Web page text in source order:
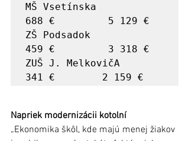
MŠ Vsetínska
688 €	      5 129 €
ZŠ Podsadok
459 €	      3 318 €
ZUŠ J. MelkovičA
341 €        2 159 €
Napriek modernizácii kotolní
„Ekonomika škôl, kde majú menej žiakov